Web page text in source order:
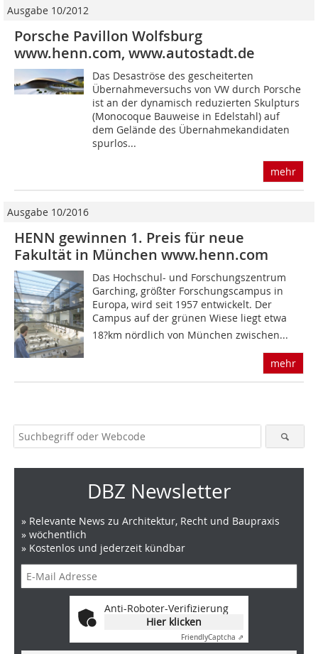
Ausgabe 10/2012
Porsche Pavillon Wolfsburg
www.henn.com, www.autostadt.de
Das Desaströse des gescheiterten
Übernahmeversuchs von VW durch Porsche
ist an der dynamisch reduzierten Skulpturs
(Monocoque Bauweise in Edelstahl) auf
dem Gelände des Übernahmekandidaten
spurlos...
mehr
Ausgabe 10/2016
HENN gewinnen 1. Preis für neue
Fakultät in München www.henn.com
Das Hochschul- und Forschungszentrum
Garching, größter Forschungscampus in
Europa, wird seit 1957 entwickelt. Der
Campus auf der grünen Wiese liegt etwa
18?km nördlich von München zwischen...
mehr
DBZ Newsletter
» Relevante News zu Architektur, Recht und Baupraxis
» wöchentlich
» Kostenlos und jederzeit kündbar
Anti-Roboter-Verifizierung
Hier klicken
FriendlyCaptcha ⇗